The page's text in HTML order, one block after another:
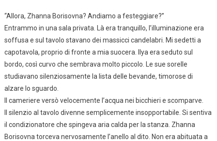
“Allora, Zhanna Borisovna? Andiamo a festeggiare?”
Entrammo in una sala privata. Là era tranquillo, l’illuminazione era
soffusa e sul tavolo stavano dei massicci candelabri. Mi sedetti a
capotavola, proprio di fronte a mia suocera. Ilya era seduto sul
bordo, così curvo che sembrava molto piccolo. Le sue sorelle
studiavano silenziosamente la lista delle bevande, timorose di
alzare lo sguardo.
Il cameriere versò velocemente l’acqua nei bicchieri e scomparve.
Il silenzio al tavolo divenne semplicemente insopportabile. Si sentiva
il condizionatore che spingeva aria calda per la stanza. Zhanna
Borisovna torceva nervosamente l’anello al dito. Non era abituata a